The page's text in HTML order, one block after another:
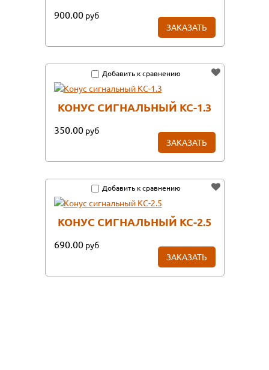
900.00 руб
ЗАКАЗАТЬ
Добавить к сравнению
КОНУС СИГНАЛЬНЫЙ КС-1.3
350.00 руб
ЗАКАЗАТЬ
Добавить к сравнению
КОНУС СИГНАЛЬНЫЙ КС-2.5
690.00 руб
ЗАКАЗАТЬ